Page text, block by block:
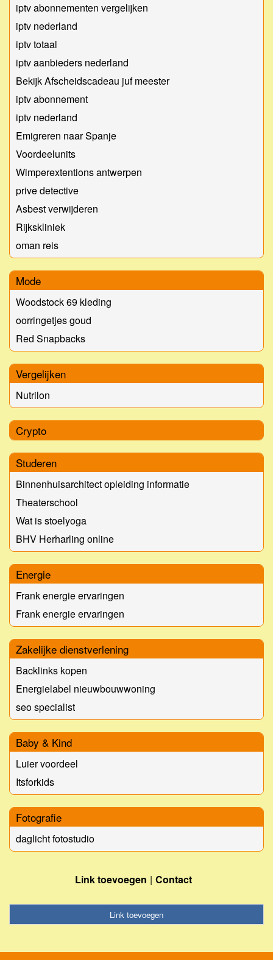
iptv abonnementen vergelijken
iptv nederland
iptv totaal
iptv aanbieders nederland
Bekijk Afscheidscadeau juf meester
iptv abonnement
iptv nederland
Emigreren naar Spanje
Voordeelunits
Wimperextentions antwerpen
prive detective
Asbest verwijderen
Rijkskliniek
oman reis
Mode
Woodstock 69 kleding
oorringetjes goud
Red Snapbacks
Vergelijken
Nutrilon
Crypto
Studeren
Binnenhuisarchitect opleiding informatie
Theaterschool
Wat is stoelyoga
BHV Herharling online
Energie
Frank energie ervaringen
Frank energie ervaringen
Zakelijke dienstverlening
Backlinks kopen
Energielabel nieuwbouwwoning
seo specialist
Baby & Kind
Luier voordeel
Itsforkids
Fotografie
daglicht fotostudio
Link toevoegen Contact
Link toevoegen